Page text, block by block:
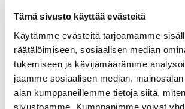
Tämä sivusto käyttää evästeitä
Käytämme evästeitä tarjoamamme
räätälöimiseen, sosiaalisen median
tukemiseen ja kävijämäärämme
jaamme sosiaalisen median,
alan kumppaneillemme tietoja siitä,
sivustoamme. Kumppanimme voivat
vaikuttaa Suomen työllisyyteen ja
kotimaisten tuotteiden suosiminen
pariskunnalle prioriteetti, heistä ei ole
ajatella, että jokainen pystyisi
sataprosenttisesti suomalaista ruokaa.